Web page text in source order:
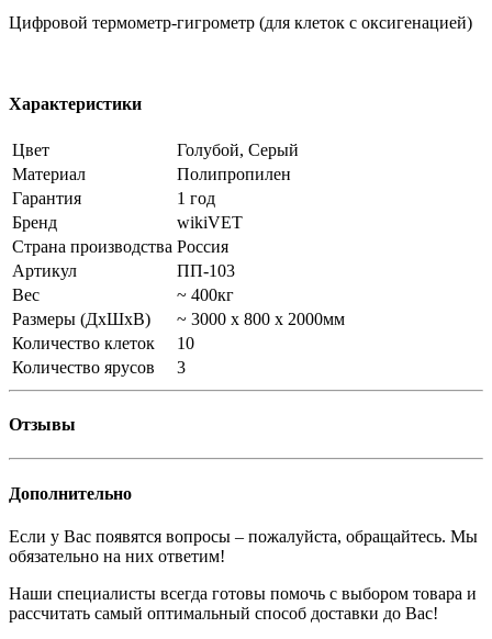
Цифровой термометр-гигрометр (для клеток с оксигенацией)
Характеристики
Цвет
Голубой, Серый
Материал
Полипропилен
Гарантия
1 год
Бренд
wikiVET
Страна производства Россия
Артикул
ПП-103
Вес
~ 400кг
Размеры (ДхШхВ)
~ 3000 х 800 х 2000мм
Количество клеток
10
Количество ярусов
3
Отзывы
Дополнительно
Если у Вас появятся вопросы – пожалуйста, обращайтесь. Мы
обязательно на них ответим!
Наши специалисты всегда готовы помочь с выбором товара и
рассчитать самый оптимальный способ доставки до Вас!